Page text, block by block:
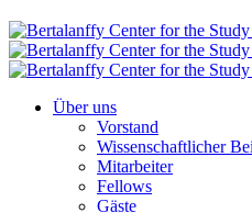
Über uns
Vorstand
Wissenschaftlicher
Mitarbeiter
Fellows
Gäste